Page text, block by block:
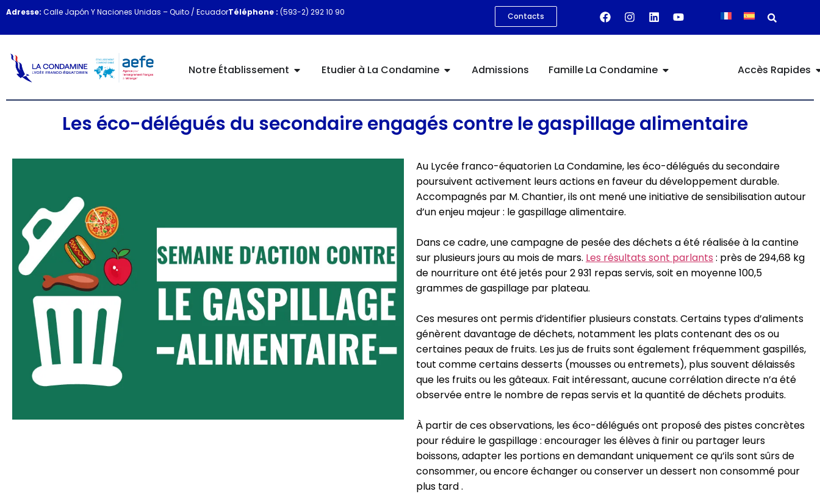
Adresse: Calle Japón Y Naciones Unidas – Quito / EcuadorTéléphone : (593-2) 292 10 90 Contacts
Notre Établissement Etudier à La Condamine Admissions Famille La Condamine Accès Rapides
Les éco-délégués du secondaire engagés contre le gaspillage alimentaire
Au Lycée franco-équatorien La Condamine, les éco-délégués du secondaire
poursuivent activement leurs actions en faveur du développement durable.
Accompagnés par M. Chantier, ils ont mené une initiative de sensibilisation autour
d’un enjeu majeur : le gaspillage alimentaire.
Dans ce cadre, une campagne de pesée des déchets a été réalisée à la cantine
sur plusieurs jours au mois de mars. Les résultats sont parlants : près de 294,68 kg
de nourriture ont été jetés pour 2 931 repas servis, soit en moyenne 100,5
grammes de gaspillage par plateau.
Ces mesures ont permis d’identifier plusieurs constats. Certains types d’aliments
génèrent davantage de déchets, notamment les plats contenant des os ou
certaines peaux de fruits. Les jus de fruits sont également fréquemment gaspillés,
tout comme certains desserts (mousses ou entremets), plus souvent délaissés
que les fruits ou les gâteaux. Fait intéressant, aucune corrélation directe n’a été
observée entre le nombre de repas servis et la quantité de déchets produits.
À partir de ces observations, les éco-délégués ont proposé des pistes concrètes
pour réduire le gaspillage : encourager les élèves à finir ou partager leurs
boissons, adapter les portions en demandant uniquement ce qu’ils sont sûrs de
consommer, ou encore échanger ou conserver un dessert non consommé pour
plus tard .